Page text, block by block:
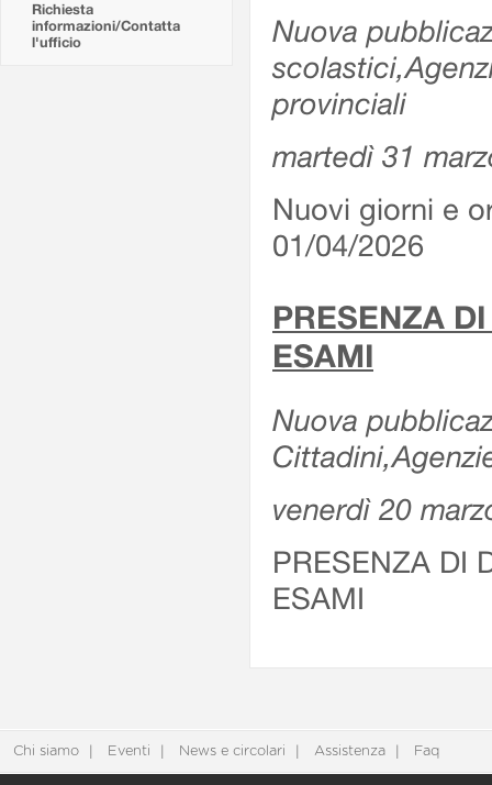
Richiesta
informazioni/Contatta
l'ufficio
Nuova
provinciali
martedì 31
Nuovi giorni e
01/04/2026
PRESENZA
ESAMI
Nuova
venerdì 20
PRESENZA DI
ESAMI
Chi siamo Eventi News e circolari Assistenza Faq